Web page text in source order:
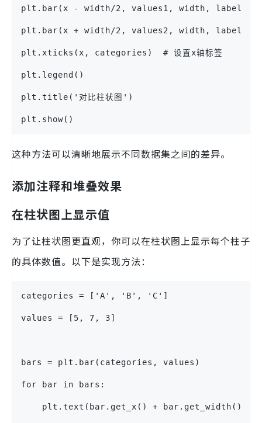
plt.bar(x - width/2, values1, width, label='
plt.bar(x + width/2, values2, width, label='
plt.xticks(x, categories)  # 设置x轴标签
plt.legend()
plt.title('对比柱状图')
plt.show()
这种方法可以清晰地展示不同数据集之间的差异。
添加注释和堆叠效果
在柱状图上显示值
为了让柱状图更直观，你可以在柱状图上显示每个柱子
的具体数值。以下是实现方法：
categories = ['A', 'B', 'C']
values = [5, 7, 3]
bars = plt.bar(categories, values)
for bar in bars:
plt.text(bar.get_x() + bar.get_width()/